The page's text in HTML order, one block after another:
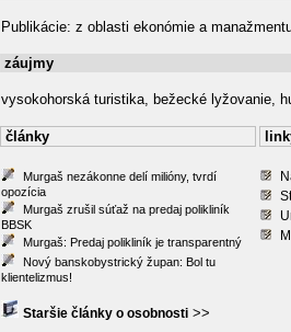
Publikácie: z oblasti ekonómie a
záujmy
vysokohorská turistika, bežecké lyžovanie,
články
Murgaš nezákonne delí milióny, tvrdí
opozícia
Murgaš zrušil súťaž na predaj polikliník
BBSK
Murgaš: Predaj polikliník je transparentný
Nový banskobystrický župan: Bol tu
klientelizmus!
Staršie články o osobnosti >>